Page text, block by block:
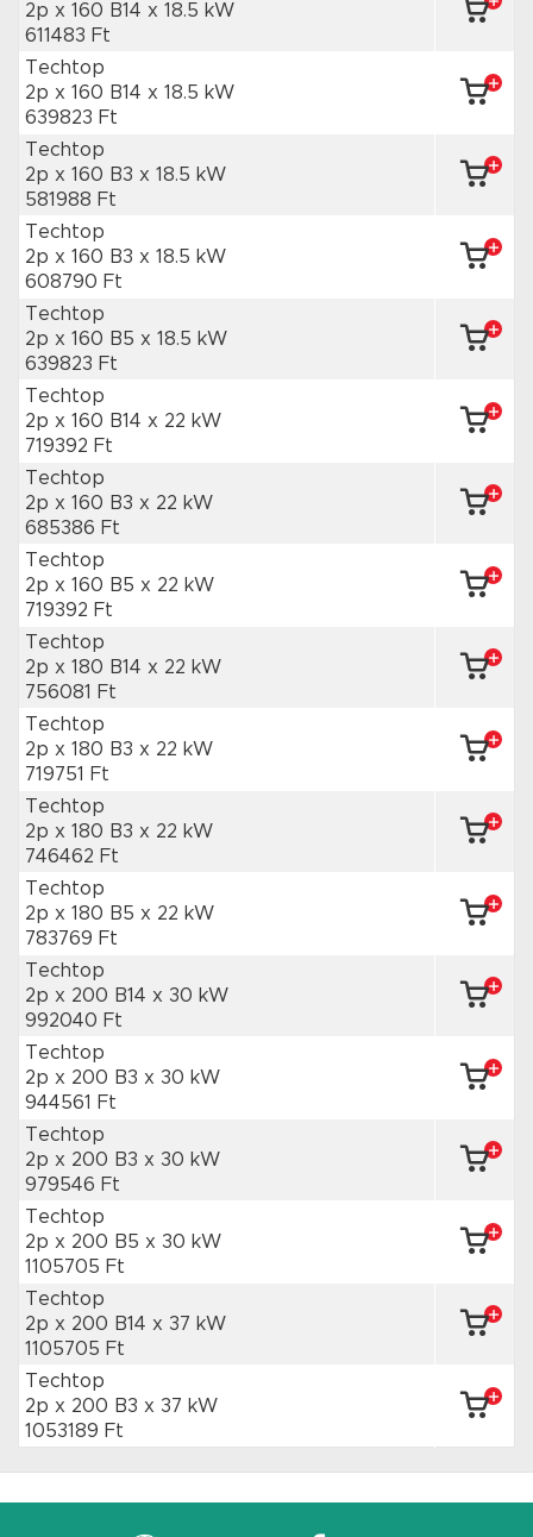
2p x 160 B14 x 18.5 kW
611483 Ft
Techtop
2p x 160 B14 x 18.5 kW
639823 Ft
Techtop
2p x 160 B3 x 18.5 kW
581988 Ft
Techtop
2p x 160 B3 x 18.5 kW
608790 Ft
Techtop
2p x 160 B5 x 18.5 kW
639823 Ft
Techtop
2p x 160 B14 x 22 kW
719392 Ft
Techtop
2p x 160 B3 x 22 kW
685386 Ft
Techtop
2p x 160 B5 x 22 kW
719392 Ft
Techtop
2p x 180 B14 x 22 kW
756081 Ft
Techtop
2p x 180 B3 x 22 kW
719751 Ft
Techtop
2p x 180 B3 x 22 kW
746462 Ft
Techtop
2p x 180 B5 x 22 kW
783769 Ft
Techtop
2p x 200 B14 x 30 kW
992040 Ft
Techtop
2p x 200 B3 x 30 kW
944561 Ft
Techtop
2p x 200 B3 x 30 kW
979546 Ft
Techtop
2p x 200 B5 x 30 kW
1105705 Ft
Techtop
2p x 200 B14 x 37 kW
1105705 Ft
Techtop
2p x 200 B3 x 37 kW
1053189 Ft